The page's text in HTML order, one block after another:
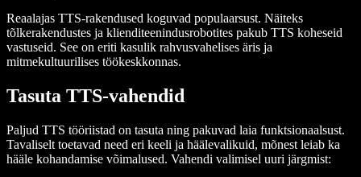
Reaalajas TTS-rakendused koguvad populaarsust. Näiteks
tõlkerakendustes ja klienditeenindusrobotites pakub TTS koheseid
vastuseid. See on eriti kasulik rahvusvahelises äris ja
mitmekultuurilises töökeskkonnas.
Tasuta TTS-vahendid
Paljud TTS tööriistad on tasuta ning pakuvad laia funktsionaalsust.
Tavaliselt toetavad need eri keeli ja häälevalikuid, mõnest leiab ka
hääle kohandamise võimalused. Vahendi valimisel uuri järgmist: